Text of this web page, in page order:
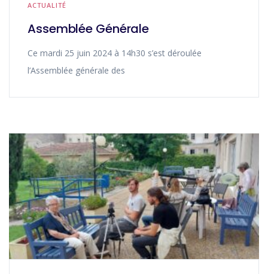
ACTUALITÉ
Assemblée Générale
Ce mardi 25 juin 2024 à 14h30 s’est déroulée
l’Assemblée générale des